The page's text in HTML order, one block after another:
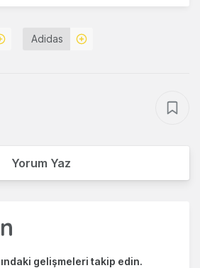
Adidas
Yorum Yaz
gelişmeleri takip edin.